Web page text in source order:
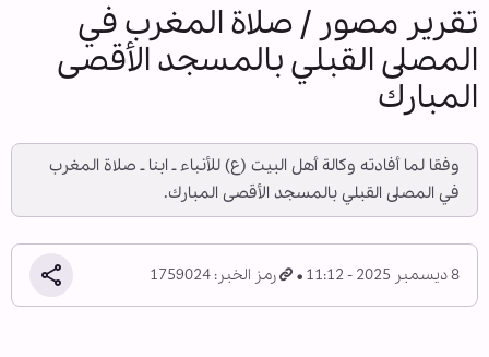
تقرير مصور / صلاة المغرب في
المصلى القبلي بالمسجد الأقصى
المبارك
وفقا لما أفادته وكالة أهل البيت (ع) للأنباء ـ ابنا ـ صلاة المغرب
في المصلى القبلي بالمسجد الأقصى المبارك.
8 ديسمبر 2025 - 11:12 رمز الخبر: 1759024